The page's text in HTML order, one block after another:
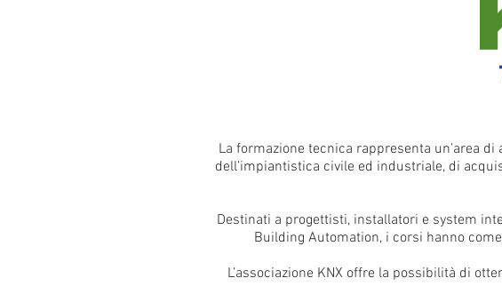
La formazione tecnica rappresenta un’area
dell’impiantistica civile ed industriale, di
Destinati a progettisti, installatori e system
Building Automation, i corsi hanno
L’associazione KNX offre la possibilità di